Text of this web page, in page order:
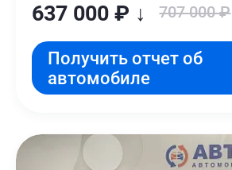
637 000 ₽ ↓ 707 000 ₽
Получить отчет об
автомобиле